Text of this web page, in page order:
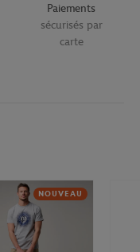
Paiements
sécurisés par
carte
NOUVEAU